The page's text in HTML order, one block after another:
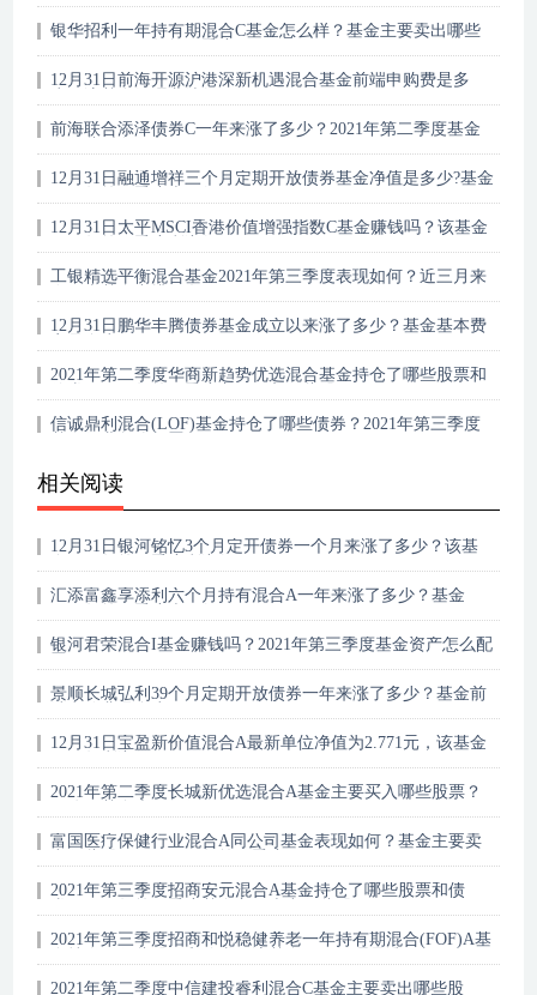
银华招利一年持有期混合C基金怎么样？基金主要卖出哪些
12月31日前海开源沪港深新机遇混合基金前端申购费是多
前海联合添泽债券C一年来涨了多少？2021年第二季度基金
12月31日融通增祥三个月定期开放债券基金净值是多少?基金
12月31日太平MSCI香港价值增强指数C基金赚钱吗？该基金
工银精选平衡混合基金2021年第三季度表现如何？近三月来
12月31日鹏华丰腾债券基金成立以来涨了多少？基金基本费
2021年第二季度华商新趋势优选混合基金持仓了哪些股票和
信诚鼎利混合(LOF)基金持仓了哪些债券？2021年第三季度
相关阅读
12月31日银河铭忆3个月定开债券一个月来涨了多少？该基
汇添富鑫享添利六个月持有混合A一年来涨了多少？基金
银河君荣混合I基金赚钱吗？2021年第三季度基金资产怎么配
景顺长城弘利39个月定期开放债券一年来涨了多少？基金前
12月31日宝盈新价值混合A最新单位净值为2.771元，该基金
2021年第二季度长城新优选混合A基金主要买入哪些股票？
富国医疗保健行业混合A同公司基金表现如何？基金主要卖
2021年第三季度招商安元混合A基金持仓了哪些股票和债
2021年第三季度招商和悦稳健养老一年持有期混合(FOF)A基
2021年第二季度中信建投睿利混合C基金主要卖出哪些股